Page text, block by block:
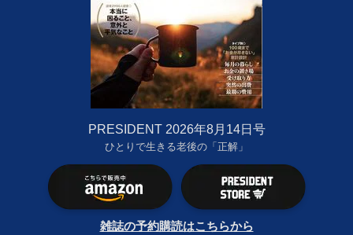
PRESIDENT 2026年8月14日号
ひとりで生きる老後の「正解」
雑誌の予約購読はこちらから